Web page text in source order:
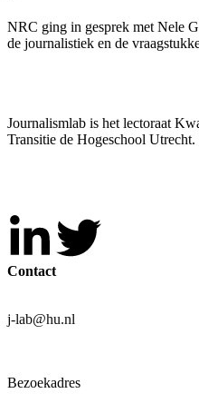
NRC ging in gesprek met Nele
de journalistiek en de
Journalismlab is het lectoraat
Transitie de Hogeschool
Contact
j-lab@hu.nl
Bezoekadres